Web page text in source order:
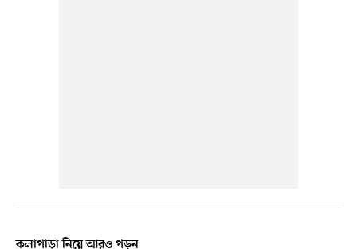
কলাপাড়া নিয়ে আরও পড়ুন